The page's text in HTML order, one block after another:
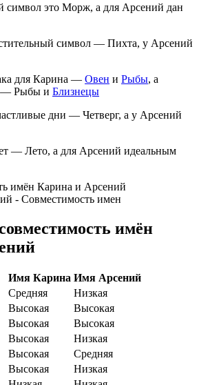
символ это Морж, а для Арсений дан
символ — Пихта, у Арсений
для Карина — Овен и Рыбы, а
— Рыбы и Близнецы
дни — Четверг, а у Арсений
— Лето, а для Арсений идеальным
- Совместимость имен
имён
Имя Карина Имя Арсений
Средняя
Низкая
Высокая
Высокая
Высокая
Высокая
Высокая
Низкая
Высокая
Средняя
Высокая
Низкая